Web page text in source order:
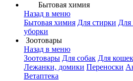
Бытовая химия
Назад в меню
Бытовая химия Для стирки Для
уборки
Зоотовары
Назад в меню
Зоотовары Для собак Для кошек
Лежанки, домики Переноски
Ветаптека